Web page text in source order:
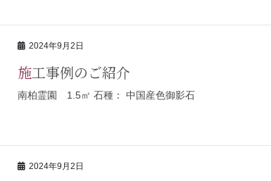
2024年9月2日
施工事例のご紹介
南柏霊園 1.5㎡ 石種： 中国産色御影石
2024年9月2日